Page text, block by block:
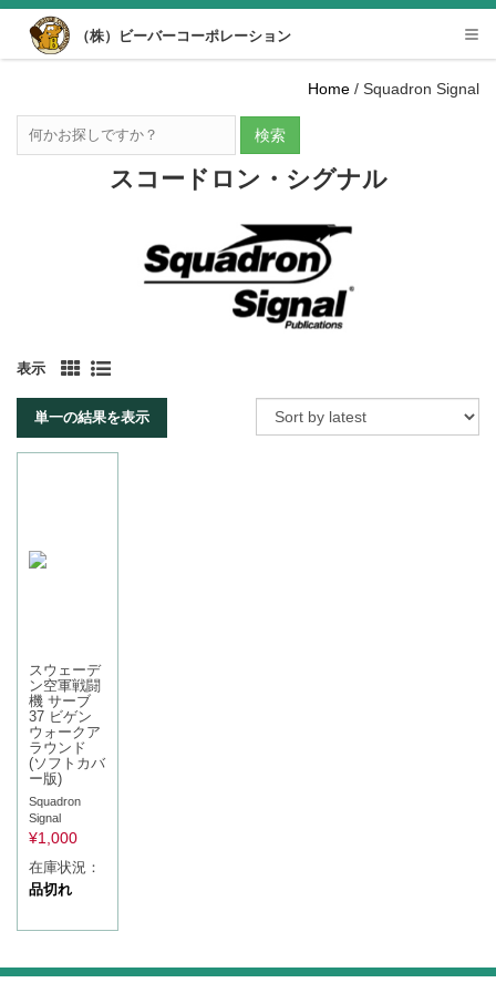
Desktop View
（株）ビーバーコーポレーション
Home / Squadron Signal
検索
スコードロン・シグナル
表示
単一の結果を表示
スウェーデ
ン空軍戦闘
機 サーブ
37 ビゲン
ウォークア
ラウンド
(ソフトカバ
ー版)
Squadron
Signal
¥1,000
在庫状況：
品切れ